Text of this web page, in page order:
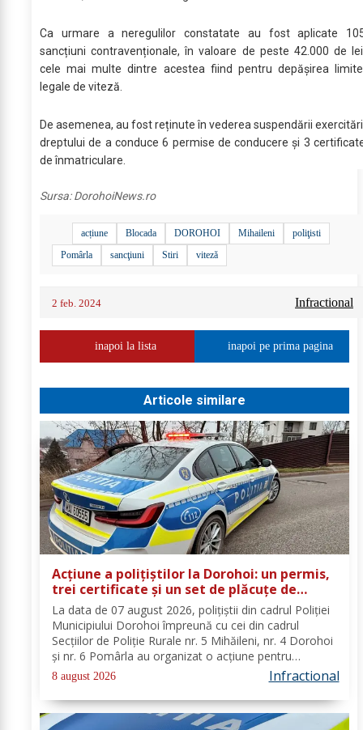
Ca urmare a neregulilor constatate au fost aplicate
sancțiuni contravenționale, în valoare de peste 42.000 de
cele mai multe dintre acestea fiind pentru depășirea
legale de viteză.
De asemenea, au fost reținute în vederea suspendării
dreptului de a conduce 6 permise de conducere și 3
de înmatriculare.
Sursa:DorohoiNews.ro
acțiune Blocada DOROHOI Mihaileni
poliţisti
Pomârla
sancţiuni Stiri viteză
2 feb. 2024 Infractional
inapoi la lista inapoi pe prima pagina
Articole similare
Acțiune a polițiștilor la Dorohoi: un permis,
trei certificate și un set de plăcuțe de
înmatriculare reținute
La data de 07 august 2026, polițiștii din cadrul Poliției
Municipiului Dorohoi împreună cu cei din cadrul
Secțiilor de Poliție Rurale nr. 5 Mihăileni, nr. 4 Dorohoi
și nr. 6 Pomârla au organizat o acțiune pentru
prevenirea și combaterea faptelor de natură penală și
contravențională, verificarea...
8 august 2026 Infractional